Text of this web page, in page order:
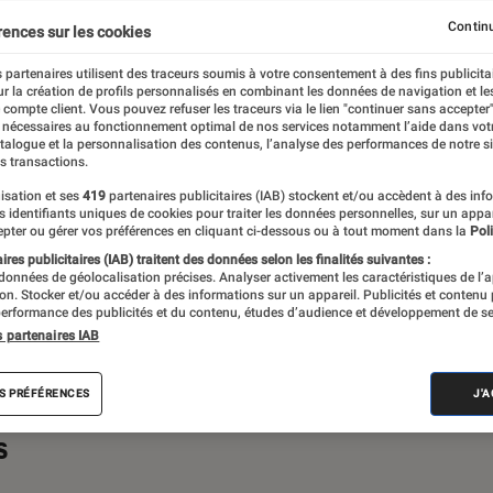
iPad Ordinateurs
Périphériques, accessoires et composants Stockage
de recommandations pour vos achats
un technophile averti ou un béotien en la
porte, celle de la rubrique
sur les cookies
partenaires utilisent des traceurs soumis à votre consentement à des fins
la création de profils personnalisés en combinant les données de navigation et
compte client. Vous pouvez refuser les traceurs via le lien "continuer sans
au fonctionnement optimal de nos services notamment l’aide dans
et la personnalisation des contenus, l’analyse des performances de notre
transactions.
et ses 419 partenaires publicitaires (IAB) stockent et/ou accèdent à des
identifiants uniques de cookies pour traiter les données personnelles, sur un
ou gérer vos préférences en cliquant ci-dessous ou à tout moment dans la
publicitaires (IAB) traitent des données selon les finalités suivantes :
de géolocalisation précises. Analyser activement les caractéristiques de
Stocker et/ou accéder à des informations sur un appareil. Publicités et contenu
des publicités et du contenu, études d’audience et développement de
partenaires IAB
PRÉFÉRENCES